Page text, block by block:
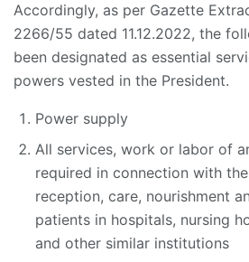
Accordingly, as per Gazette
2266/55 dated 11.12.2022, the
been designated as essential
powers vested in the President.
Power supply
All services, work or labor of
required in connection with
reception, care, nourishment
patients in hospitals, nursing
and other similar institutions